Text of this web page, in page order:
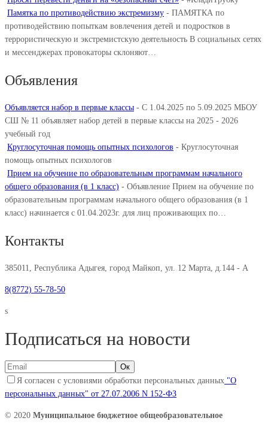
Памятка по противодействию экстремизму - ПАМЯТКА по
противодействию попыткам вовлечения детей и подростков в
террористическую и экстремистскую деятельность В социальных сетях
и мессенджерах провокаторы склоняют…
Объявления
Объявляется набор в первые классы - С 1.04.2025 по 5.09.2025 МБОУ
СШ № 11 объявляет набор детей в первые классы на 2025 - 2026
учебный год
Круглосуточная помощь опытных психологов - Круглосуточная
помощь опытных психологов
Прием на обучение по образовательным программам начального
общего образования (в 1 класс) - Объявление Прием на обучение по
образовательным программам начального общего образования (в 1
класс) начинается с 01.04.2023г. для лиц проживающих по…
Контакты
385011, Республика Адыгея, город Майкоп, ул. 12 Марта, д.144 - А
8(8772) 55-78-50
s
Подписаться на новости
Я согласен с условиями обработки персональных данных "О
персональных данных" от 27.07.2006 N 152-ФЗ
© 2020 Муниципальное бюджетное общеобразовательное